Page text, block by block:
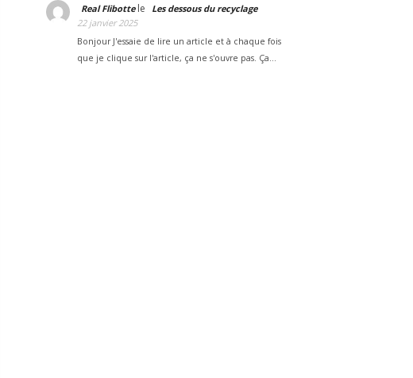
Real Flibottele
Les dessous du recyclage
22 janvier 2025
Bonjour J'essaie de lire un article et à chaque fois
que je clique sur l'article, ça ne s'ouvre pas. Ça…